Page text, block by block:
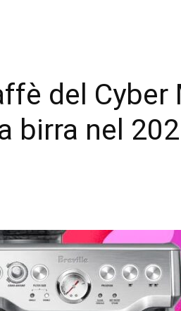
del Cyber
birra nel